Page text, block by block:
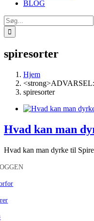
BLOG
Søg
efter:
spiresorter
Hjem
spiresorter
Hvad kan man
Hvad kan man dyrke til